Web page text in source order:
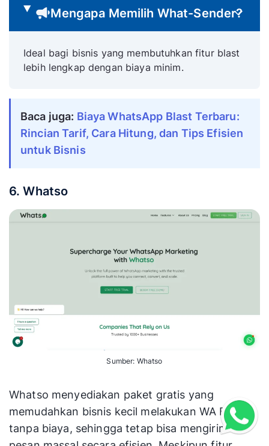
Mengapa Memilih What-Sender?
Ideal bagi bisnis yang membutuhkan fitur blast
lebih lengkap dengan biaya minim.
Baca juga: Biaya WhatsApp Blast Terbaru:
Rincian Tarif, Cara Hitung, dan Tips Efisien
untuk Bisnis
6. Whatso
Sumber: Whatso
Whatso menyediakan paket gratis yang
memudahkan bisnis kecil melakukan WA Blast
tanpa biaya, sehingga tetap bisa mengirim